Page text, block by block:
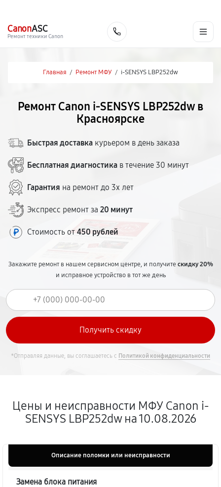
CanonASC
Ремонт техники Canon
Главная / Ремонт МФУ / i-SENSYS LBP252dw
Ремонт Canon i-SENSYS LBP252dw в
Красноярске
Быстрая доставка курьером в день заказа
Бесплатная диагностика в течение 30 минут
Гарантия на ремонт до 3х лет
Экспресс ремонт за 20 минут
Стоимость от 450 рублей
Закажите ремонт в нашем сервисном центре, и получитескидку 20%
и исправное устройство в тот же день
*Отправляя данные, вы соглашаетесь с Политикой конфиденциальности
Цены и неисправности МФУ Canon i-
SENSYS LBP252dw на 10.08.2026
Описание поломки или неисправности
Замена блока питания